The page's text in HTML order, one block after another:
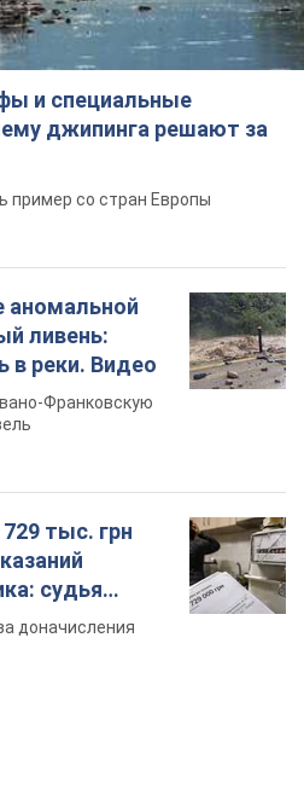
и специальные
джипинга решают за
пример со стран Европы
аномальной
ливень:
в реки. Видео
Франковскую
тыс. грн
судья
доначисления